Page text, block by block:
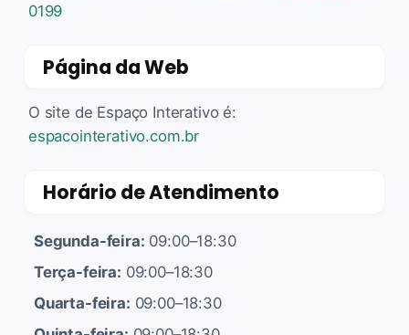
0199
Página da Web
O site de Espaço Interativo é:
espacointerativo.com.br
Horário de Atendimento
Segunda-feira: 09:00–18:30
Terça-feira: 09:00–18:30
Quarta-feira: 09:00–18:30